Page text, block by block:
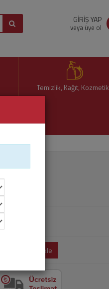
GİRİŞ YAP
veya üye ol
Temizlik, Kağıt, Kozmetik
Sepete Ekle